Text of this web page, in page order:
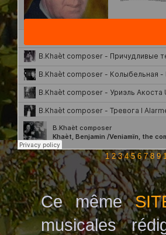
1 2 3 4 5 6 7 8 9
Ce même
musicales